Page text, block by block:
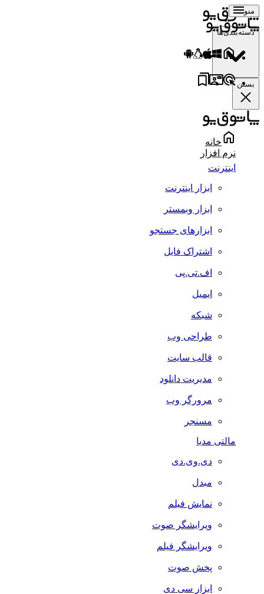
منو
دسته‌بندی‌ها
بستن
خانه
نرم افزار
اینترنت
ابزار اینترنت
ابزار وبمستر
ابزارهای جستجو
اشتراک فایل
اف.تی.پی
ایمیل
شبکه
طراحی وب
قالب سایت
مدیریت دانلود
مرورگر وب
مسنجر
مالتی مدیا
دی.وی.دی
مبدل
نمایش فیلم
ویرایشگر صوت
ویرایشگر فیلم
پخش صوت
ابزار سی دی